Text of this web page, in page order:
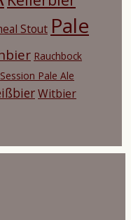
Stout Pale
Rauchbock
Session Pale Ale
Witbier